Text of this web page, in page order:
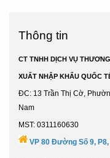
Giá thành từng mẫu
Tân Nhật Minh cam
Loại Cúp
Pickleball
Cúp Pickleball
Thông tin
CT TNHH DỊCH VỤ
XUẤT NHẬP KHẨU QUỐC
ĐC: 13 Trần Thị Cờ,
Nam
MST: 0311160630
VP 80 Đường Số 9, P8,